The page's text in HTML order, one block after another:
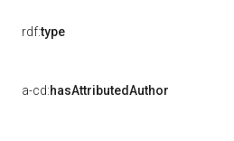
rdf:type
a-cd:hasAttributedAuthor